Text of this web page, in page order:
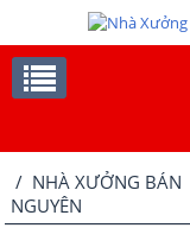
/ NHÀ XƯỞNG BÁN
NGUYÊN